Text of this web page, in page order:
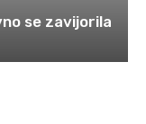
se zavijorila